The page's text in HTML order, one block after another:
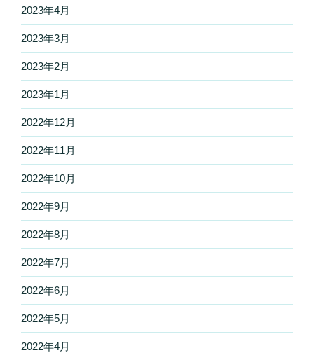
2023年4月
2023年3月
2023年2月
2023年1月
2022年12月
2022年11月
2022年10月
2022年9月
2022年8月
2022年7月
2022年6月
2022年5月
2022年4月